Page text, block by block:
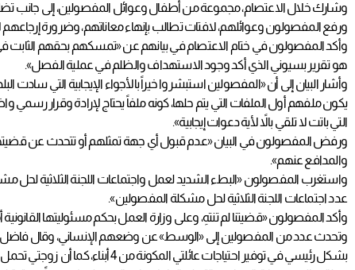
وشارك خلال الاعتصام، مجموعة من أطفال وعوائل المفصولين، إلى جانب
ورفع المفصولون وعوائلهم، لافتات تطالب بإنهاء معاناتهم، وضرورة
وأكد المفصولون في ختام الاعتصام في بيانهم عن «تمسكهم بحقهم الثابت في
هو تقرير بسيوني الذي أكد وجود الاستهداف والظلم في عملية الفصل».
وأشار البيان إلى أن «المفصولين استبشروا خيراً بالأجواء الإيجابية التي
يكون ملفهم أول الملفات التي يتم حلها، كونه ملفاً يحتاج لإرادة وقرار
التي باتت لا تلقي بالاً لأية دعوات إيجابية».
ورفض المفصولون في البيان «عدم قبول أي جهة تمثلهم أو تتحدث عن قضيتهم
والمدافع عنهم».
واستغرب المفصولون «البطء الشديد لعمل واجتماعات اللجنة الثلاثية لحل
عدد اجتماعات اللجنة الثلاثية لحل مشكلة المفصولين».
وأكد المفصولون «قضيتنا لم تنتهِ، وعلى وزارة العمل بحكم مسئوليتها
بشكل رئيسي في توفير احتياجات عائلتي المكونة من 4 أبناء، كما أن زوجتي تحمل شهادة جامعية وعاطلة عن العمل، والالتزامات المالية تثقل كاهلي».